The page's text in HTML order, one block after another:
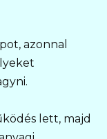
azonnal
lett, majd